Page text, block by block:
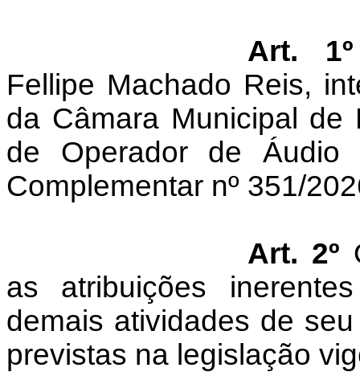
Art. 1º
Fellipe Machado Reis,
da Câmara Municipal de
de Operador de
Complementar nº 351/
Art. 2º
as atribuições
demais atividades de
previstas na legislação